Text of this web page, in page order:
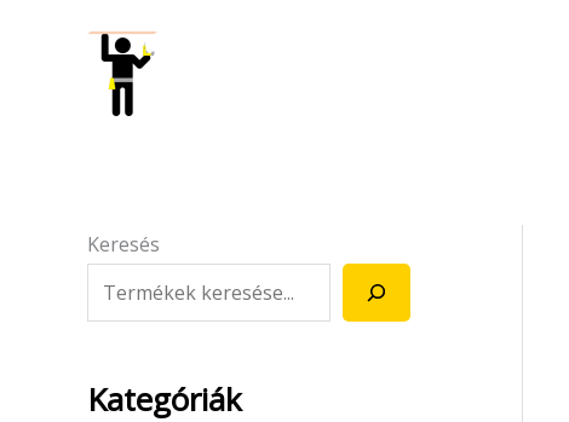
Keresés
Kategóriák